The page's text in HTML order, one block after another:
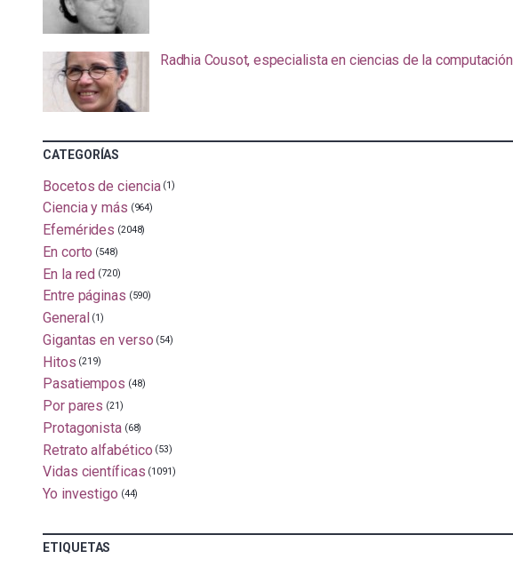
Radhia Cousot, especialista en ciencias de la computación
CATEGORÍAS
Bocetos de ciencia (1)
Ciencia y más (964)
Efemérides (2048)
En corto (548)
En la red (720)
Entre páginas (590)
General (1)
Gigantas en verso (54)
Hitos (219)
Pasatiempos (48)
Por pares (21)
Protagonista (68)
Retrato alfabético (53)
Vidas científicas (1091)
Yo investigo (44)
ETIQUETAS